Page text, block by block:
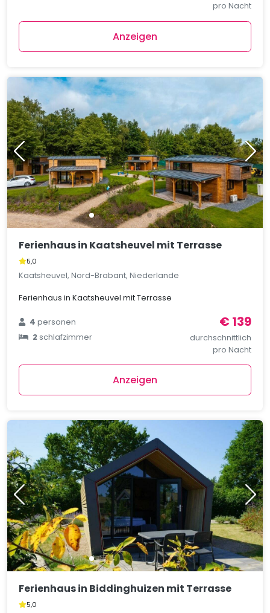
pro Nacht
Anzeigen
Ferienhaus in Kaatsheuvel mit Terrasse
5,0
Kaatsheuvel, Nord-Brabant, Niederlande
Ferienhaus in Kaatsheuvel mit Terrasse
4personen
2schlafzimmer
€ 139
durchschnittlich
pro Nacht
Anzeigen
Ferienhaus in Biddinghuizen mit Terrasse
5,0